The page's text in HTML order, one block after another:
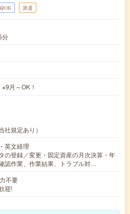
OK 派遣
分
月～OK！
社規定あり）
英文経理
の登録／変更・固定資産の月次決算・年
認作業、作業結果、トラブル対…
不要
迎!